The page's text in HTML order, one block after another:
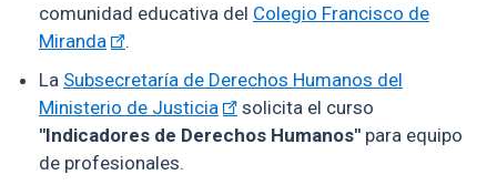
comunidad educativa del Colegio Francisco de
Miranda
.
La Subsecretaría de Derechos Humanos del
Ministerio de Justicia
solicita el curso
"Indicadores de Derechos Humanos" para equipo
de profesionales.